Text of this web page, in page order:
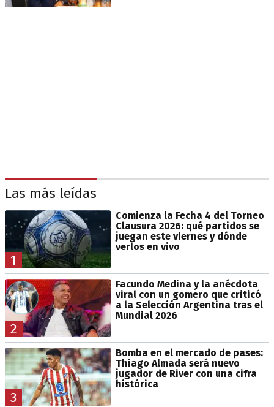
Las más leídas
1
Comienza la Fecha 4 del Torneo
Clausura 2026: qué partidos se
juegan este viernes y dónde
verlos en vivo
2
Facundo Medina y la anécdota
viral con un gomero que criticó
a la Selección Argentina tras el
Mundial 2026
3
Bomba en el mercado de pases:
Thiago Almada será nuevo
jugador de River con una cifra
histórica